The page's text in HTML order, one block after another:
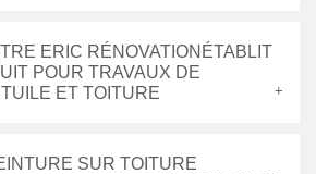
ERIC RÉNOVATIONÉTABLIT
POUR TRAVAUX DE
ET TOITURE
SUR TOITURE